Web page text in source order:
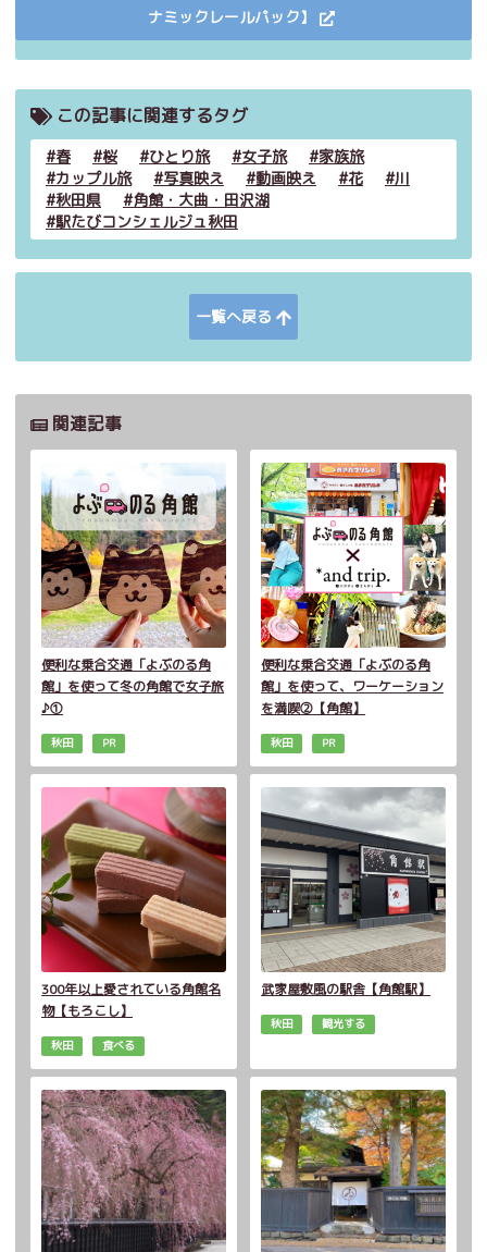
ナミックレールパック】
この記事に関連するタグ
春 桜 ひとり旅 女子旅
家族旅
カップル旅
写真映え 動画映え 花
川
秋田県
角館・大曲・田沢湖
駅たびコンシェルジュ秋田
一覧へ戻る
関連記事
便利な乗合交通「よぶのる角
館」を使って冬の角館で女子旅
♪①
秋田 PR
便利な乗合交通「よぶのる角
館」を使って、ワーケーション
を満喫②【角館】
秋田 PR
300年以上愛されている角館名
物【もろこし】
秋田 食べる
武家屋敷風の駅舎【角館駅】
秋田 観光する